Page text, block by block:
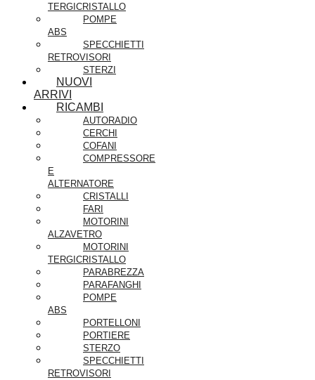
TERGICRISTALLO
POMPE
ABS
SPECCHIETTI
RETROVISORI
STERZI
NUOVI
ARRIVI
RICAMBI
AUTORADIO
CERCHI
COFANI
COMPRESSORE
E
ALTERNATORE
CRISTALLI
FARI
MOTORINI
ALZAVETRO
MOTORINI
TERGICRISTALLO
PARABREZZA
PARAFANGHI
POMPE
ABS
PORTELLONI
PORTIERE
STERZO
SPECCHIETTI
RETROVISORI